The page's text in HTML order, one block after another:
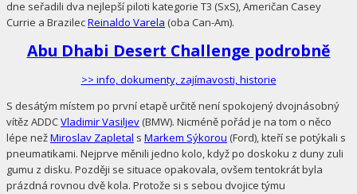
dne seřadili dva nejlepší piloti kategorie T3 (SxS), Američan Casey
Currie a BrazilecReinaldo Varela (oba Can-Am).
Abu Dhabi Desert Challenge podrobně
>> info, dokumenty, zajímavosti, historie
S desátým místem po první etapě určitě není spokojený dvojnásobný
vítěz ADDCVladimir Vasiljev (BMW). Nicméně pořád je na tom o něco
lépe nežMiroslav Zapletal s Markem Sýkorou (Ford), kteří se potýkali s
pneumatikami. Nejprve měnili jedno kolo, když po doskoku z duny zuli
gumu z disku. Později se situace opakovala, ovšem tentokrát byla
prázdná rovnou dvě kola. Protože si s sebou dvojice týmu